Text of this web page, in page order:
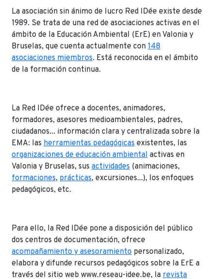
La asociación sin ánimo de lucro Red IDée existe desde
1989. Se trata de una red de asociaciones activas en el
ámbito de la Educación Ambiental (ErE) en Valonia y
Bruselas, que cuenta actualmente con 148
asociaciones miembros. Está reconocida en el ámbito
de la formación continua.
La Red IDée ofrece a docentes, animadores,
formadores, asesores medioambientales, padres,
ciudadanos... información clara y centralizada sobre la
EMA: las herramientas pedagógicas existentes, las
organizaciones de educación ambiental activas en
Valonia y Bruselas, sus actividades (animaciones,
formaciones, prácticas, excursiones...), los enfoques
pedagógicos, etc.
Para ello, la Red IDée pone a disposición del público
dos centros de documentación, ofrece
acompañamiento y asesoramiento personalizado,
elabora y difunde recursos pedagógicos sobre la ErE a
través del sitio web www.reseau-idee.be, la revista